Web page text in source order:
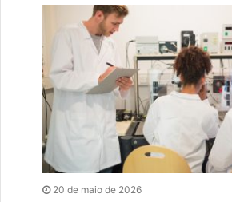
20 de maio de 2026